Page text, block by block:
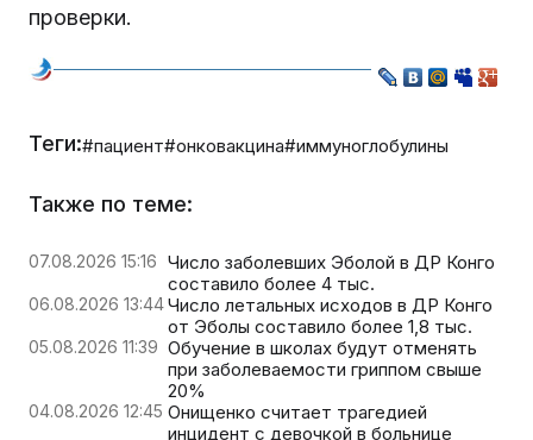
проверки.
Теги:#пациент#онковакцина#иммуноглобулины
Также по теме:
07.08.2026 15:16 Число заболевших Эболой в ДР Конго
составило более 4 тыс.
06.08.2026 13:44Число летальных исходов в ДР Конго
от Эболы составило более 1,8 тыс.
05.08.2026 11:39 Обучение в школах будут отменять
при заболеваемости гриппом свыше
20%
04.08.2026 12:45 Онищенко считает трагедией
инцидент с девочкой в больнице